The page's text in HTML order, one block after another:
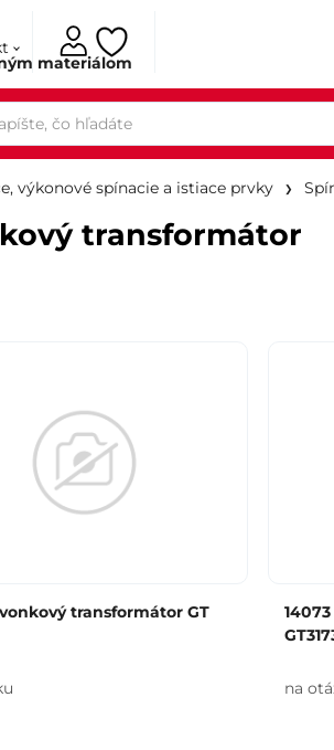
materiálom
výkonové spínacie a istiace prvky
transformátor
transformátor GT
na